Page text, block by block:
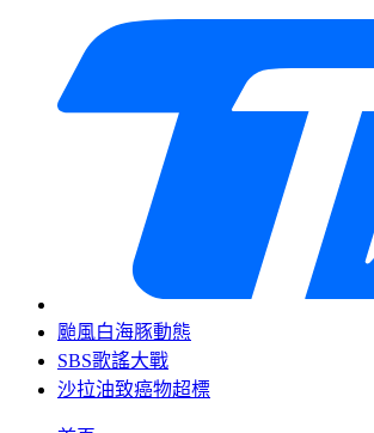
颱風白海豚動態
SBS歌謠大戰
沙拉油致癌物超標